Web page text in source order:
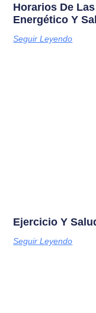
Horarios De
Energético Y
Seguir Leyendo
Ejercicio Y
Seguir Leyendo